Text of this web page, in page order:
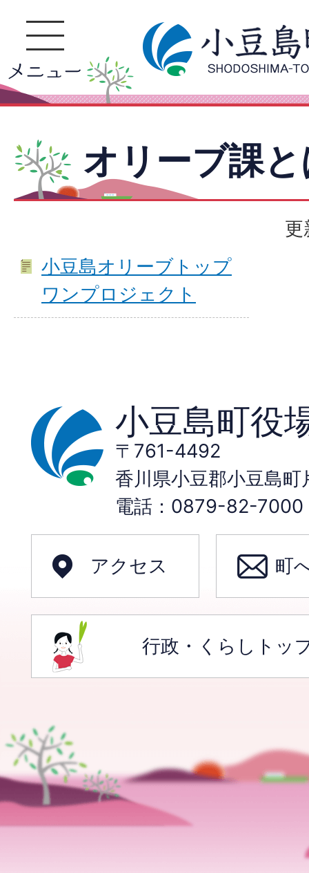
オリーブ課
更
小豆島オリーブトップ
ワンプロジェクト
小豆島町役
〒761-4492
香川県小豆郡小豆島
電話：0879-82-7000
アクセス 町
行政・くらしトッ